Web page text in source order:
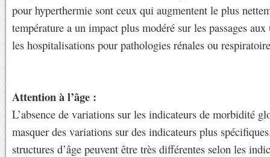
pour hyperthermie sont ceux qui augmentent le plus
température a un impact plus modéré sur les passages aux
les hospitalisations pour pathologies rénales ou
Attention à l’âge :
L’absence de variations sur les indicateurs de morbidité
masquer des variations sur des indicateurs plus
structures d’âge peuvent être très différentes selon les